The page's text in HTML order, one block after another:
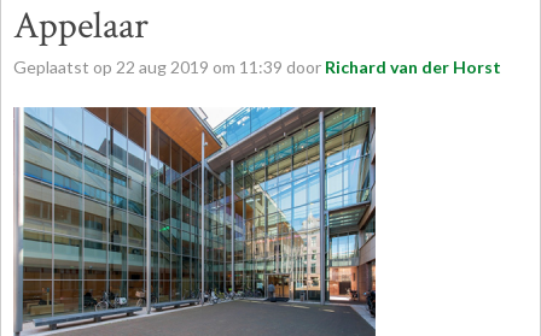
Appelaar
Geplaatst op 22 aug 2019 om 11:39 door Richard van der Horst